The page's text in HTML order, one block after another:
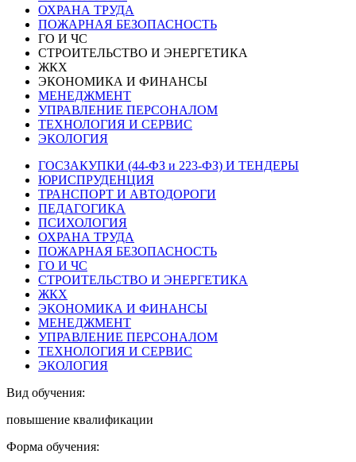
ОХРАНА ТРУДА
ПОЖАРНАЯ БЕЗОПАСНОСТЬ
ГО И ЧС
СТРОИТЕЛЬСТВО И ЭНЕРГЕТИКА
ЖКХ
ЭКОНОМИКА И ФИНАНСЫ
МЕНЕДЖМЕНТ
УПРАВЛЕНИЕ ПЕРСОНАЛОМ
ТЕХНОЛОГИЯ И СЕРВИС
ЭКОЛОГИЯ
ГОСЗАКУПКИ (44-ФЗ и 223-ФЗ) И ТЕНДЕРЫ
ЮРИСПРУДЕНЦИЯ
ТРАНСПОРТ И АВТОДОРОГИ
ПЕДАГОГИКА
ПСИХОЛОГИЯ
ОХРАНА ТРУДА
ПОЖАРНАЯ БЕЗОПАСНОСТЬ
ГО И ЧС
СТРОИТЕЛЬСТВО И ЭНЕРГЕТИКА
ЖКХ
ЭКОНОМИКА И ФИНАНСЫ
МЕНЕДЖМЕНТ
УПРАВЛЕНИЕ ПЕРСОНАЛОМ
ТЕХНОЛОГИЯ И СЕРВИС
ЭКОЛОГИЯ
Вид обучения:
повышение квалификации
Форма обучения: